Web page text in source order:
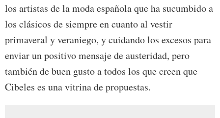
los artistas de la moda española que ha sucumbido a
los clásicos de siempre en cuanto al vestir
primaveral y veraniego, y cuidando los excesos para
enviar un positivo mensaje de austeridad, pero
también de buen gusto a todos los que creen que
Cibeles es una vitrina de propuestas.